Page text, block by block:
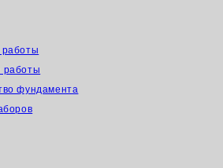
работы
работы
фундамента